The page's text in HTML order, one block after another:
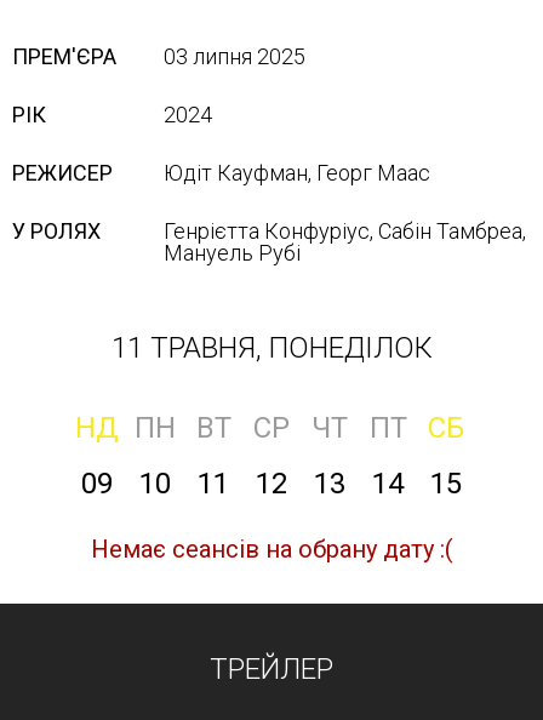
ПРЕМ'ЄРА 03 липня 2025
РІК 2024
РЕЖИСЕР Юдіт Кауфман, Георг Маас
У РОЛЯХ
Генрієтта Конфуріус, Сабін Тамбреа,
Мануель Рубі
11 ТРАВНЯ, ПОНЕДІЛОК
НД ПН ВТ СР ЧТ ПТ
СБ
09
10 11 12 13 14 15
Немає сеансів на обрану дату :(
ТРЕЙЛЕР